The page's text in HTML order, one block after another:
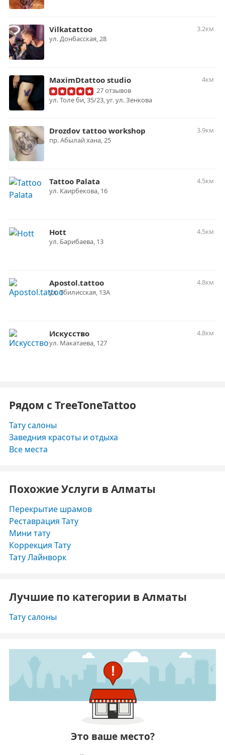
Vilkatattoo
3.2км
ул. ​Донбасская, 28
MaximDtattoo studio
4км
27 отзывов
ул. Толе би, 35/23, уг. ул. Зенкова
Drozdov tattoo workshop
3.9км
​пр. Абылай хана, 25
Tattoo Palata
4.5км
ул. ​Каирбекова, 16
Hott
4.5км
ул. Барибаева, 13
Apostol.tattoo
4.8км
​ул. Тбилисская, 13А
Искусство
4.8км
​ул. Макатаева, 127
Рядом с TreeToneTattoo
Тату салоны
Заведния красоты и отдыха
Все места
Похожие Услуги в Алматы
Перекрытие шрамов
Реставрация Тату
Мини тату
Коррекция Тату
Тату Лайнворк
Лучшие по категории в Алматы
Тату салоны
Это ваше место?